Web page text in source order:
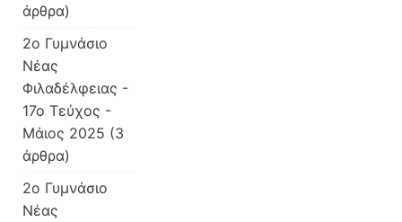
άρθρα)
2o Γυμνάσιο
Νέας
Φιλαδέλφειας -
17ο Τεύχος -
Μάιος 2025 (3
άρθρα)
2ο Γυμνάσιο
Νέας